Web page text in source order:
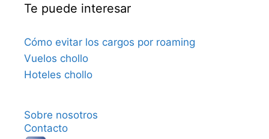
Te puede interesar
Cómo evitar los cargos por roaming
Vuelos chollo
Hoteles chollo
Sobre nosotros
Contacto